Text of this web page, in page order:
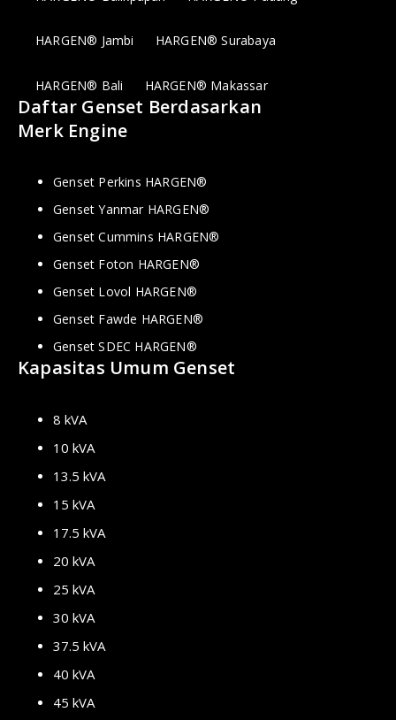
HARGEN® Jambi HARGEN® Surabaya
HARGEN® Bali HARGEN® Makassar
Daftar Genset Berdasarkan
Merk Engine
Genset Perkins HARGEN®
Genset Yanmar HARGEN®
Genset Cummins HARGEN®
Genset Foton HARGEN®
Genset Lovol HARGEN®
Genset Fawde HARGEN®
Genset SDEC HARGEN®
Kapasitas Umum Genset
8 kVA
10 kVA
13.5 kVA
15 kVA
17.5 kVA
20 kVA
25 kVA
30 kVA
37.5 kVA
40 kVA
45 kVA